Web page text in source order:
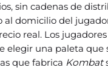
sin cadenas de
al domicilio del
real. Los
elegir una paleta que
que fabrica Kombat